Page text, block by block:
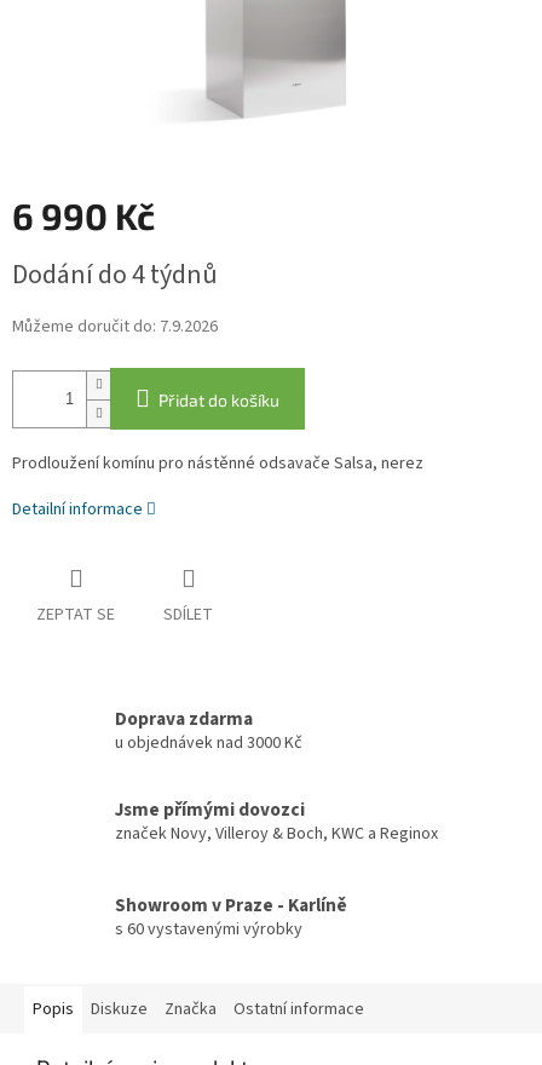
6 990 Kč
cena:
Dodání do 4 týdnů
Můžeme doručit do: 7.9.2026
Přidat do košíku
Prodloužení komínu pro nástěnné odsavače Salsa, nerez
Detailní informace
ZEPTAT SE SDÍLET
Doprava zdarma
u objednávek nad 3000 Kč
Jsme přímými dovozci
značek Novy, Villeroy & Boch, KWC a Reginox
Showroom v Praze - Karlíně
s 60 vystavenými výrobky
Popis Diskuze Značka Ostatní informace